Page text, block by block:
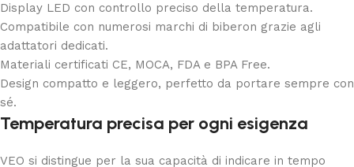
Display LED con controllo preciso della temperatura.
Compatibile con numerosi marchi di biberon grazie agli
adattatori dedicati.
Materiali certificati CE, MOCA, FDA e BPA Free.
Design compatto e leggero, perfetto da portare sempre con
sé.
Temperatura precisa per ogni esigenza
VEO si distingue per la sua capacità di indicare in tempo